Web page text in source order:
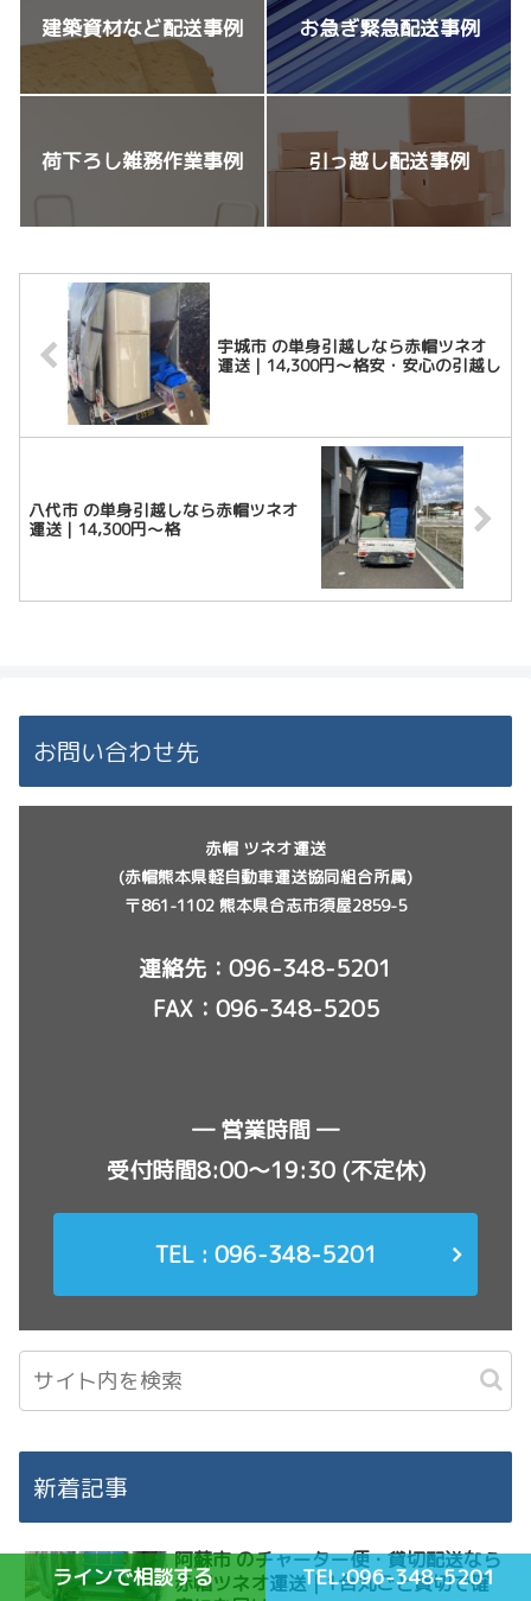
お急ぎ緊急配送事例
建築資材など配送事例
引っ越し配送事例
荷下ろし雑務作業事例
宇城市 の単身引越しなら赤帽ツネオ
運送｜14,300円〜格安・安心の引越し
八代市 の単身引越しなら赤帽ツネオ
運送｜14,300円〜格
お問い合わせ先
赤帽 ツネオ運送
(赤帽熊本県軽自動車運送協同組合所属)
〒861-1102 熊本県合志市須屋2859-5
連絡先： 096-348-5201
FAX：096-348-5205
― 営業時間 ―
受付時間8:00〜19:30 (不定休)
TEL : 096-348-5201
新着記事
阿蘇市 のチャーター便・貸切配送なら
赤帽ツネオ運送｜1台丸ごと貸切で確
ラインで相談する TEL:096-348-5201